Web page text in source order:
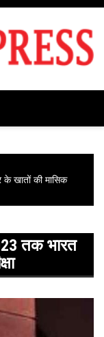
खातों की मासिक
तक भारत